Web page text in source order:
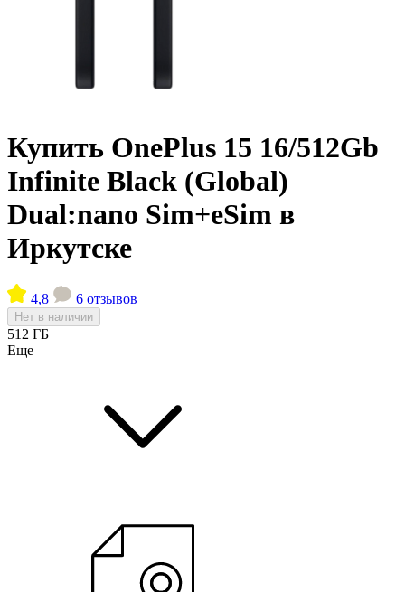
Купить OnePlus 15 16/512Gb
Infinite Black (Global)
Dual:nano Sim+eSim в
Иркутске
4,8 6 отзывов
Нет в наличии
512 ГБ
Еще